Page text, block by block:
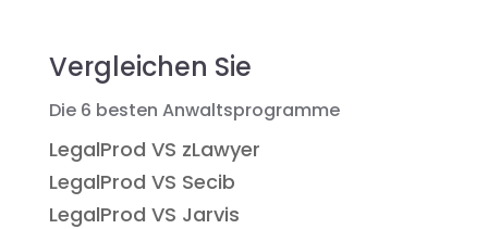
Vergleichen Sie
Die 6 besten Anwaltsprogramme
LegalProd VS zLawyer
LegalProd VS Secib
LegalProd VS Jarvis